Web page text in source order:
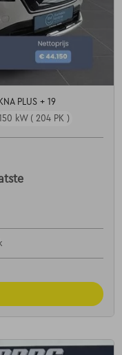
PLUS + 19
kW ( 204 PK )